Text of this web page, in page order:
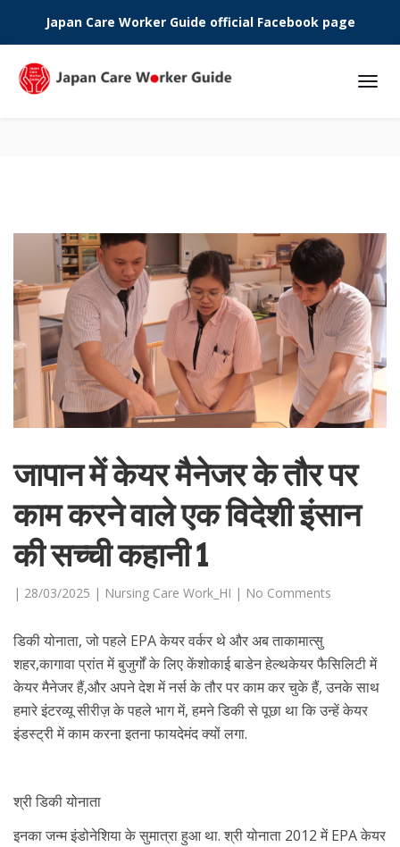
Phone:
Japan Care Worker Guide official Facebook page
जापान में केयर मैनेजर के तौर पर
काम करने वाले एक विदेशी इंसान
की सच्ची कहानी 1
| 28/03/2025 | Nursing Care Work_HI | No Comments
डिकी योनाता, जो पहले EPA केयर वर्कर थे और अब ताकामात्सु
शहर,कागावा प्रांत में बुजुर्गों के लिए केंशोकाई बाडेन हेल्थकेयर फैसिलिटी में
केयर मैनेजर हैं,और अपने देश में नर्स के तौर पर काम कर चुके हैं, उनके साथ
हमारे इंटरव्यू सीरीज़ के पहले भाग में, हमने डिकी से पूछा था कि उन्हें केयर
इंडस्ट्री में काम करना इतना फायदेमंद क्यों लगा.
श्री डिकी योनाता
इनका जन्म इंडोनेशिया के सुमात्रा हुआ था. श्री योनाता 2012 में EPA केयर